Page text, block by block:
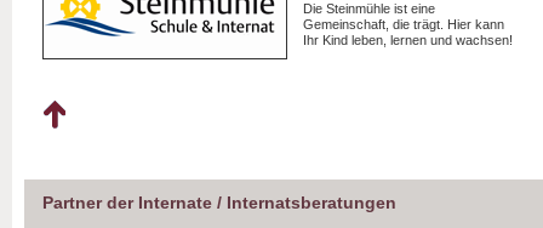
Die Steinmühle ist eine
Gemeinschaft, die trägt. Hier kann
Ihr Kind leben, lernen und wachsen!
Partner der Internate / Internatsberatungen